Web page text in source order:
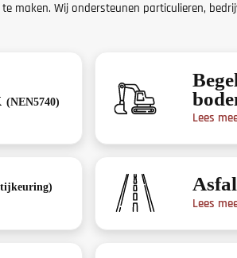
maken. Wij ondersteunen particulieren,
(NEN5740)
Lees
Lees